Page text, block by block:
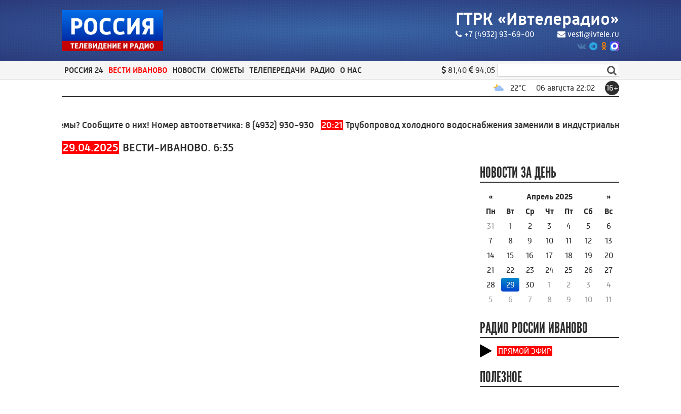
ГТРК «Ивтелерадио»
+7 (4932) 93-69-00 vesti@ivtele.ru
РОССИЯ 24 ВЕСТИ ИВАНОВО НОВОСТИ СЮЖЕТЫ ТЕЛЕПЕРЕДАЧИ РАДИО О НАС 81,40
94,05
22°C 06 августа 22:02 16+
проблемы? Сообщите о них! Номер автоответчика:8 (4932) 930-930 20:21 Трубопровод холодного водоснабжения заменили в индустриальном парке Родники
29.04.2025 ВЕСТИ-ИВАНОВО. 6:35
НОВОСТИ ЗА ДЕНЬ
« Апрель 2025
»
Пн
Вт Ср Чт Пт Сб
Вс
31
1 2 3 4 5
6
7
8 9 10 11 12
13
14
15 16 17 18 19
20
21
22 23 24 25 26
27
28
29 30 1 2 3
4
5
6 7 8 9 10 11
РАДИО РОССИИ ИВАНОВО
ПРЯМОЙ ЭФИР
ПОЛЕЗНОЕ